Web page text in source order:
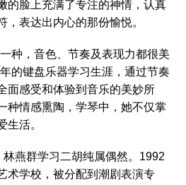
的脸上充满了专注的神情，认真
，表达出内心的那份愉悦。
种，音色、节奏及表现力都很美
的键盘乐器学习生涯，通过节奏
面感受和体验到音乐的美妙所
种情感熏陶，学琴中，她不仅掌
生活。
林燕群学习二胡纯属偶然。1992
术学校，被分配到潮剧表演专